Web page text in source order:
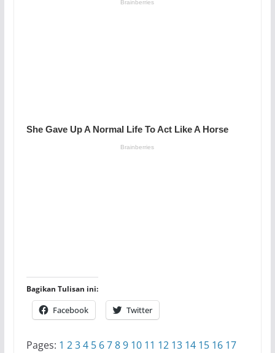
Bagikan Tulisan ini:
Facebook Twitter
Pages: 1 234 5 6789 10 11 12 13 14 15 16 17